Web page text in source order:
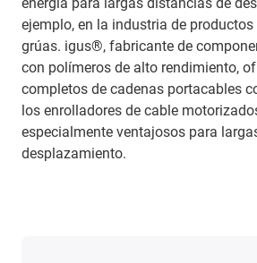
ejemplo, en la industria de productos
grúas. igus®, fabricante de
con polímeros de alto rendimiento,
completos de cadenas portacables
los enrolladores de cable
especialmente ventajosos para
desplazamiento.